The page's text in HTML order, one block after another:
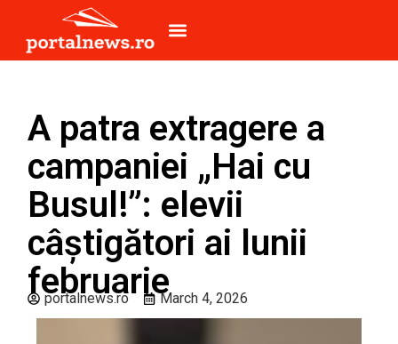
A patra extragere a
campaniei „Hai cu
Busul!”: elevii
câștigători ai lunii
februarie
portalnews.ro March 4, 2026